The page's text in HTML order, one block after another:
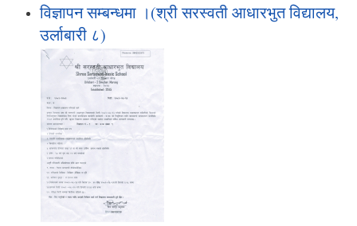
विज्ञापन सम्बन्धमा ।(श्री सरस्वती आधारभुत विद्यालय,
उर्लाबारी ८)